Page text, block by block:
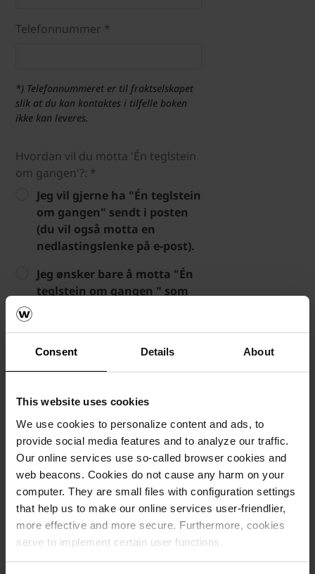
Consent Details About
This website uses cookies
We use cookies to personalize content and ads, to
provide social media features and to analyze our traffic.
Our online services use so-called browser cookies and
web beacons. Cookies do not cause any harm on your
computer. They are small files with configuration settings
that help us to make our online services user-friendlier,
more effective and more secure. Furthermore, cookies
serve to implement certain user functions.
Telefonnummer *
*) Telefonnummeret er til fraktselskapet
slik at du kan kontaktes i tilfelle boken
ikke kan leveres.
Hvordan vil du motta 'Én teglstein
om gangen'?: *
Jeg vil gjerne ha "Én teglstein
om gangen" sendt i posten
(du vil også motta en
nedlastingslenke på e-post).
Jeg ønsker bare å motta "Én
teglstein om gangen " som
nyheter og
deg på vårt nyhetsbrev!
Ja takk, jeg vil gjerne få
nyheter (via e-post/SMS) fra
Wienerberger A/S om
produkter og tjenester.
Alle detaljer om oppbevaring,
behandling og sletting samt
dine rettigheter i forbindelse
med bruken av dine